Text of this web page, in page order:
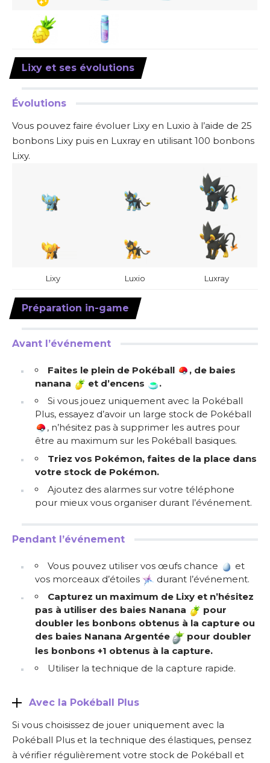
Lixy et ses évolutions
Évolutions
Vous pouvez faire évoluer Lixy en Luxio à l’aide de 25
bonbons Lixy puis en Luxray en utilisant 100 bonbons
Lixy.
Lixy Luxio Luxray
Préparation in-game
Avant l’événement
Faites le plein de Pokéball
, de baies
nanana
et d’encens
.
Si vous jouez uniquement avec la Pokéball
Plus, essayez d’avoir un large stock de Pokéball
, n’hésitez pas à supprimer les autres pour
être au maximum sur les Pokéball basiques.
Triez vos Pokémon, faites de la place dans
votre stock de Pokémon.
Ajoutez des alarmes sur votre téléphone
pour mieux vous organiser durant l’événement.
Pendant l’événement
Vous pouvez utiliser vos œufs chance
et
vos morceaux d’étoiles
durant l’événement.
Capturez un maximum de Lixy et n’hésitez
pas à utiliser des baies Nanana
pour
doubler les bonbons obtenus à la capture ou
des baies Nanana Argentée
pour doubler
les bonbons +1 obtenus à la capture.
Utiliser la technique de la capture rapide.
Avec la Pokéball Plus
Si vous choisissez de jouer uniquement avec la
Pokéball Plus et la technique des élastiques, pensez
à vérifier régulièrement votre stock de Pokéball et